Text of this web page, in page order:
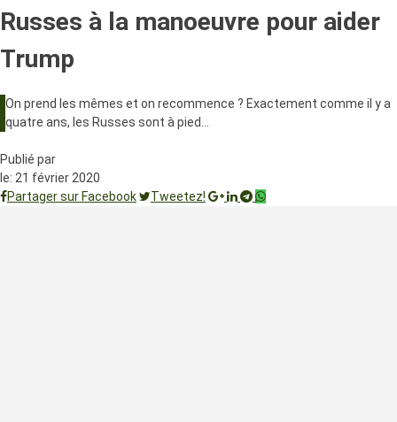
Russes à la manoeuvre pour aider
Trump
On prend les mêmes et on recommence ? Exactement comme il y a
quatre ans, les Russes sont à pied…
Publié par
le: 21 février 2020
Partager sur Facebook
Tweetez!